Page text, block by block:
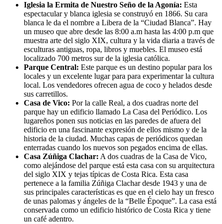
Iglesia la Ermita de Nuestro Seño de la Agonía: Esta
espectacular y blanca iglesia se construyó en 1866. Su cara
blanca le da el nombre a Libera de la “Ciudad Blanca”. Hay
un museo que abre desde las 8:00 a.m hasta las 4:00 p.m que
muestra arte del siglo XIX, cultura y la vida diaria a través de
esculturas antiguas, ropa, libros y muebles. El museo está
localizado 700 metros sur de la iglesia católica.
Parque Central: Este parque es un destino popular para los
locales y un excelente lugar para para experimentar la cultura
local. Los vendedores ofrecen agua de coco y helados desde
sus carretillos.
Casa de Vico: Por la calle Real, a dos cuadras norte del
parque hay un edificio llamado La Casa del Periódico. Los
lugareños ponen sus noticias en las paredes de afuera del
edificio en una fascinante expresión de ellos mismo y de la
historia de la ciudad. Muchas capas de periódicos quedan
enterradas cuando los nuevos son pegados encima de ellas.
Casa Zúñiga Clachar: A dos cuadras de la Casa de Vico,
como alejándose del parque está esta casa con su arquitectura
del siglo XIX y tejas típicas de Costa Rica. Esta casa
pertenece a la familia Zúñiga Clachar desde 1943 y una de
sus principales características es que en el cielo hay un fresco
de unas palomas y ángeles de la “Belle Époque”. La casa está
conservada como un edificio histórico de Costa Rica y tiene
un café adentro.